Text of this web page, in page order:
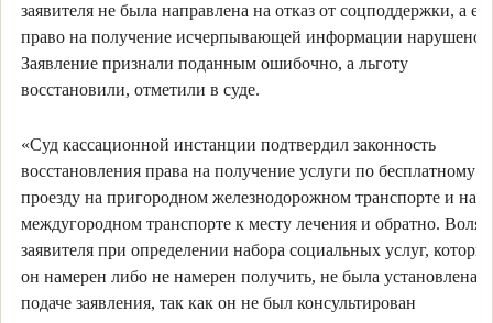
заявителя не была направлена на отказ от соцподдержки, а
право на получение исчерпывающей информации нарушено.
Заявление признали поданным ошибочно, а льготу
восстановили, отметили в суде.
«Суд кассационной инстанции подтвердил законность
восстановления права на получение услуги по бесплатному
проезду на пригородном железнодорожном транспорте и на
междугородном транспорте к месту лечения и обратно. Воля
заявителя при определении набора социальных услуг,
он намерен либо не намерен получить, не была установлена
подаче заявления, так как он не был консультирован